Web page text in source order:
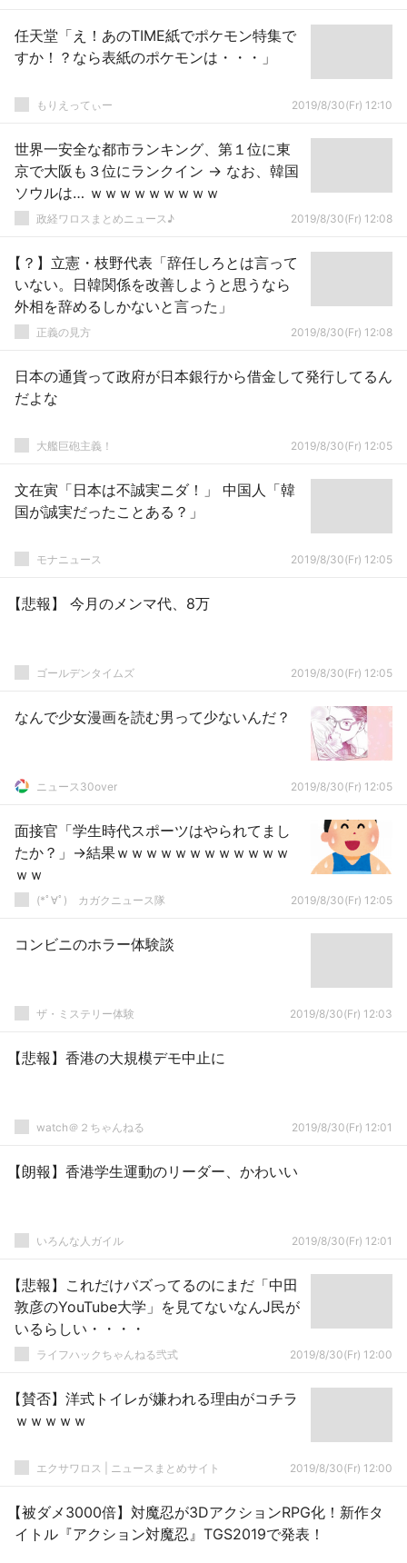
任天堂「え！あのTIME紙でポケモン特集で
すか！？なら表紙のポケモンは・・・」
もりえってぃー 2019/8/30(Fr) 12:10
世界一安全な都市ランキング、第１位に東
京で大阪も３位にランクイン → なお、韓国
ソウルは… ｗｗｗｗｗｗｗｗｗ
政経ワロスまとめニュース♪ 2019/8/30(Fr) 12:08
【？】立憲・枝野代表「辞任しろとは言って
いない。日韓関係を改善しようと思うなら
外相を辞めるしかないと言った」
正義の見方 2019/8/30(Fr) 12:08
日本の通貨って政府が日本銀行から借金して発行してるん
だよな
大艦巨砲主義！ 2019/8/30(Fr) 12:05
文在寅「日本は不誠実ニダ！」 中国人「韓
国が誠実だったことある？」
モナニュース 2019/8/30(Fr) 12:05
【悲報】 今月のメンマ代、8万
ゴールデンタイムズ 2019/8/30(Fr) 12:05
なんで少女漫画を読む男って少ないんだ？
ニュース30over 2019/8/30(Fr) 12:05
面接官「学生時代スポーツはやられてまし
たか？」→結果ｗｗｗｗｗｗｗｗｗｗｗｗ
ｗｗ
(*ﾟ∀ﾟ)ゞカガクニュース隊 2019/8/30(Fr) 12:05
コンビニのホラー体験談
ザ・ミステリー体験 2019/8/30(Fr) 12:03
【悲報】香港の大規模デモ中止に
watch＠２ちゃんねる 2019/8/30(Fr) 12:01
【朗報】香港学生運動のリーダー、かわいい
いろんな人ガイル 2019/8/30(Fr) 12:01
【悲報】これだけバズってるのにまだ「中田
敦彦のYouTube大学」を見てないなんJ民が
いるらしい・・・・
ライフハックちゃんねる弐式 2019/8/30(Fr) 12:00
【賛否】洋式トイレが嫌われる理由がコチラ
ｗｗｗｗｗ
エクサワロス | ニュースまとめサイト 2019/8/30(Fr) 12:00
【被ダメ3000倍】対魔忍が3DアクションRPG化！新作タ
イトル『アクション対魔忍』TGS2019で発表！